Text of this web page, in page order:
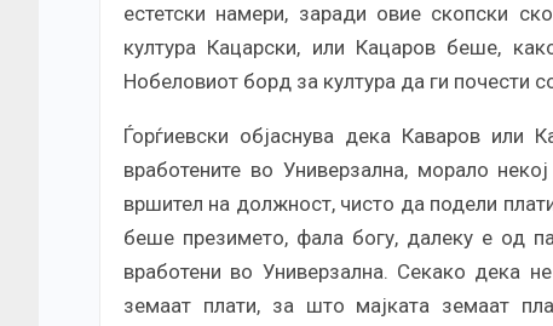
естетски намери, заради овие скопски
култура Кацарски, или Кацаров беше,
Нобеловиот борд за култура да ги почести
Ѓорѓиевски објаснува дека Каваров или
вработените во Универзална, морало
вршител на должност, чисто да подели
беше презимето, фала богу, далеку е од
вработени во Универзална. Секако дека
земаат плати, за што мајката земаат